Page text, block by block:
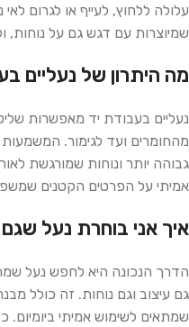
עלולה ללחוץ, לעייף או לגרום
שמיוצרות עם דגש גם על נוחות,
מה היתרון של נעליים
נעליים בעבודת יד מאפשרות
מהחומרים ועד לגימור.
גבוהה יותר ונוחות שמורגשת
אמיתי על הפרטים הקטנים
איך אני בוחרת נעל
הדרך הנכונה היא לחפש נעל
גם עיצוב וגם נוחות. זה כולל
שמתאים לשימוש אמיתי ביומיום.